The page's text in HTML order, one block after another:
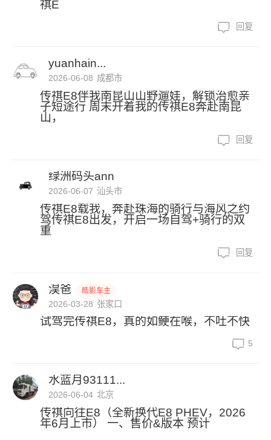
祺E
回复
yuanhain...
2026-06-08 成都市
传祺E8伴我南昆山山野遛娃，解锁治愈亲
子短途行 周末开着我的传祺E8奔赴南昆
山，
回复
绿洲码头ann
2026-06-07 汕头市
传祺E8载我，奔赴珠海的骑行与海风之约
驾传祺E8出发，开启一场自驾+骑行的双
重
回复
淏爸 皓影车主
2026-03-28 张家口
试驾完传祺E8，真的如鲠在喉，不吐不快
5
水蓝月93111...
2026-06-04 北京
传祺向往E8（全新换代E8 PHEV，2026
年6月上市） 一、售价&版本 预计